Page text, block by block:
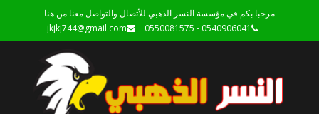
مرحبا بكم في مؤسسة النسر الذهبي للأتصال والتواصل معنا من هنا
0540906041 - 0550081575
jkjkj744@gmail.com